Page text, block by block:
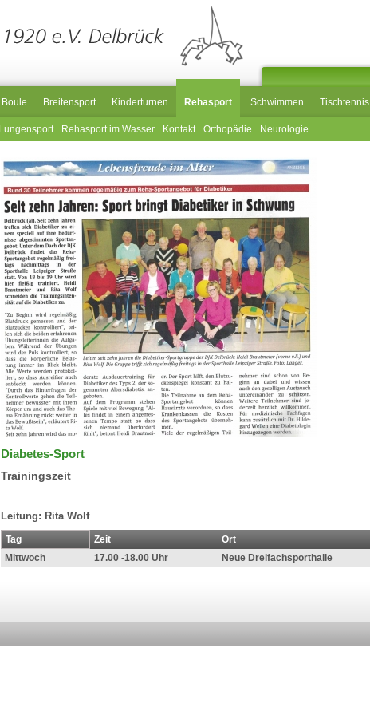
Boule Breitensport Kinderturnen Rehasport Schwimmen Tischtennis
Lungensport Rehasport im Wasser Kontakt Orthopädie Neurologie
Diabetes-Sport
Trainingszeit
Leitung: Rita Wolf
Tag Zeit
Ort
Mittwoch
17.00 -18.00 Uhr Neue Dreifachsporthalle